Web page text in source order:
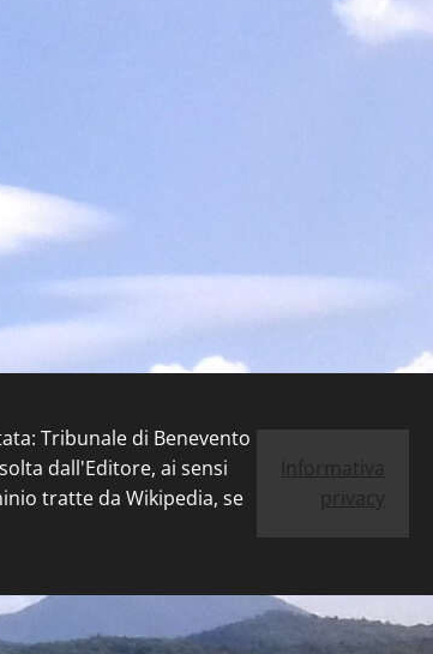
Tribunale di Benevento
dall'Editore, ai sensi
tratte da Wikipedia, se
Informativa
privacy